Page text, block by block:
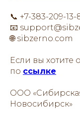
📞 +7-383-209-13-
📧
🌐 sibzerno.com
Если вы хотите
по ссылке
ООО
Новосибирск»